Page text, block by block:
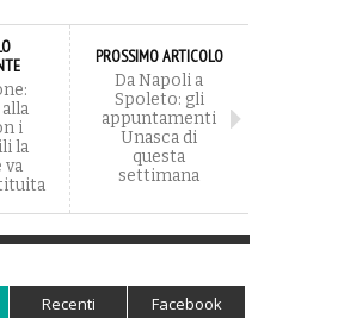
i
la
PROSSIMO ARTICOLO
Da Napoli a
Spoleto: gli
appuntamenti
Unasca di
questa
settimana
Recenti Facebook